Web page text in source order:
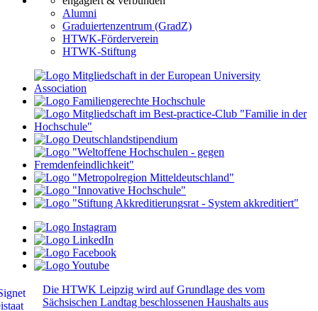
Alumni
Graduiertenzentrum (GradZ)
HTWK-Förderverein
HTWK-Stiftung
Die HTWK Leipzig wird auf Grundlage des vom
Sächsischen Landtag beschlossenen Haushalts aus